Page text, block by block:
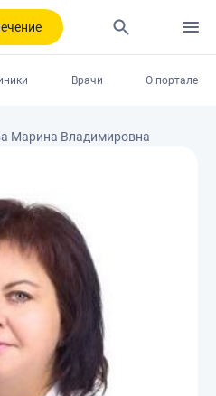
Врачи О портале
Марина Владимировна